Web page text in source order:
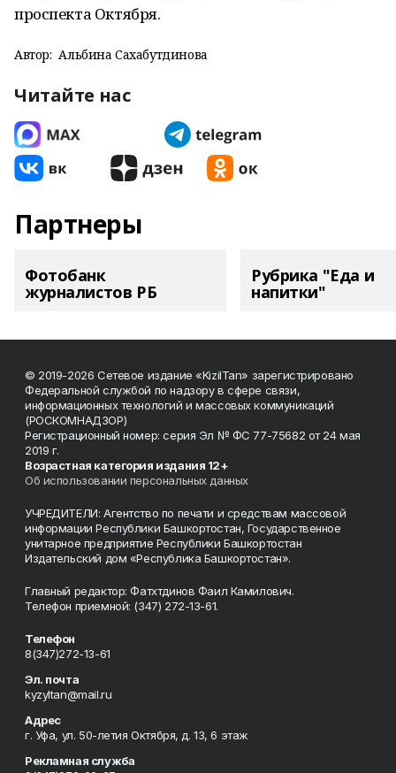
проспекта Октября.
Автор: Альбина Сахабутдинова
Читайте нас
Партнеры
Фотобанк
журналистов РБ
Рубрика "Еда и
напитки"
© 2019-2026 Сетевое издание «KizilTan» зарегистрировано
Федеральной службой по надзору в сфере связи,
информационных технологий и массовых коммуникаций
(РОСКОМНАДЗОР)
Регистрационный номер: серия Эл № ФС 77-75682 от 24 мая
2019 г.
Возрастная категория издания 12+
Об использовании персональных данных
УЧРЕДИТЕЛИ: Агентство по печати и средствам массовой
информации Республики Башкортостан, Государственное
унитарное предприятие Республики Башкортостан
Издательский дом «Республика Башкортостан».
Главный редактор: Фатхтдинов Фаил Камилович.
Телефон приемной: (347) 272-13-61.
Телефон
8(347)272-13-61
Эл. почта
kyzyltan@mail.ru
Адрес
г. Уфа, ул. 50-летия Октября, д. 13, 6 этаж
Рекламная служба